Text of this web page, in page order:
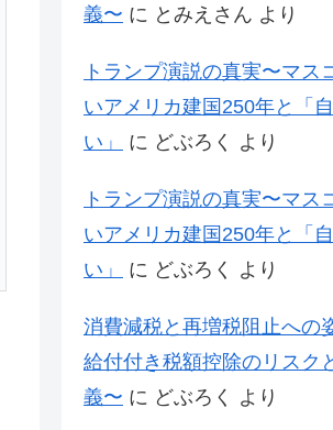
義〜 に とみえさん より
トランプ演説の真実〜マス
いアメリカ建国250年と「
い」
に どぶろく より
トランプ演説の真実〜マス
いアメリカ建国250年と「
い」
に どぶろく より
消費減税と再増税阻止への
給付付き税額控除のリスク
義〜 に どぶろく より